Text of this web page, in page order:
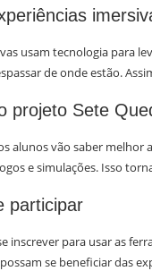
usam tecnologia para
de onde estão.
projeto Sete
alunos vão saber melhor
e simulações. Isso
participar
inscrever para usar as
se beneficiar das